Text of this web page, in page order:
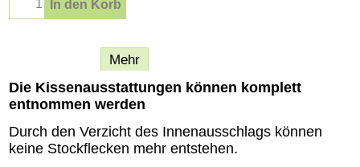
In den Korb
Mehr
Die Kissenausstattungen können komplett
entnommen werden
Durch den Verzicht des Innenausschlags können
keine Stockflecken mehr entstehen.